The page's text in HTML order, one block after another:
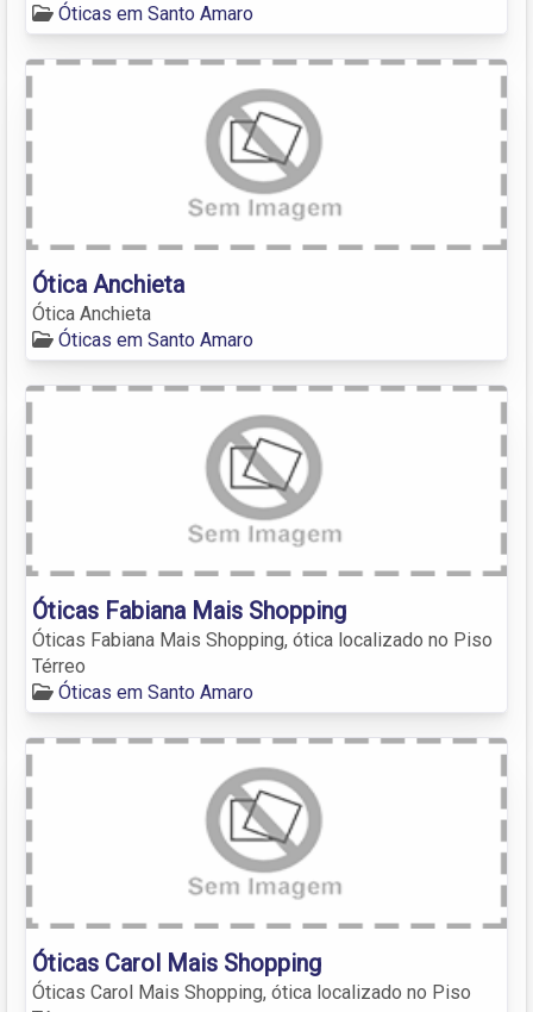
Óticas em Santo Amaro
Ótica Anchieta
Ótica Anchieta
Óticas em Santo Amaro
Óticas Fabiana Mais Shopping
Óticas Fabiana Mais Shopping, ótica localizado no Piso
Térreo
Óticas em Santo Amaro
Óticas Carol Mais Shopping
Óticas Carol Mais Shopping, ótica localizado no Piso